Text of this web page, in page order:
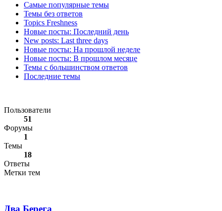
Самые популярные темы
Темы без ответов
Topics Freshness
Новые посты: Последний день
New posts: Last three days
Новые посты: На прошлой неделе
Новые посты: В прошлом месяце
Темы с большинством ответов
Последние темы
Пользователи
51
Форумы
1
Темы
18
Ответы
Метки тем
Два
Два Берега